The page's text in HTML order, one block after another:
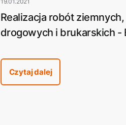
Realizacja robót ziemnych,
drogowych i brukarskich -
Czytaj dalej